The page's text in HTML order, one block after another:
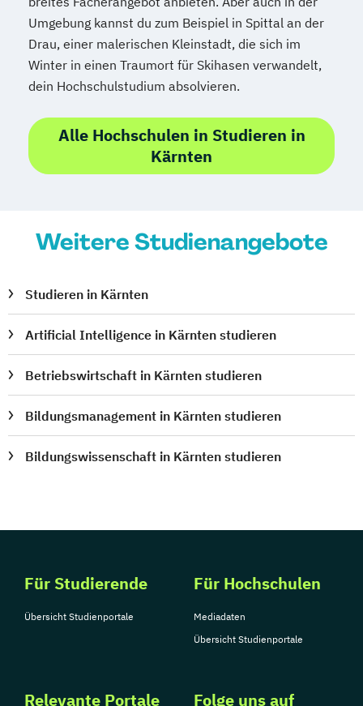
Umgebung kannst du zum Beispiel in Spittal an der
Drau, einer malerischen Kleinstadt, die sich im
Winter in einen Traumort für Skihasen verwandelt,
dein Hochschulstudium absolvieren.
Alle Hochschulen in Studieren in
Kärnten
Weitere Studienangebote
Studieren in Kärnten
Artificial Intelligence in Kärnten studieren
Betriebswirtschaft in Kärnten studieren
Bildungsmanagement in Kärnten studieren
Bildungswissenschaft in Kärnten studieren
Für Studierende
Übersicht Studienportale
Für Hochschulen
Mediadaten
Übersicht Studienportale
Relevante Portale Folge uns auf